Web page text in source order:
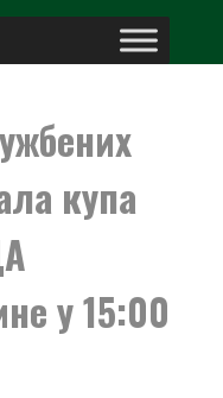
купа
у 15:00